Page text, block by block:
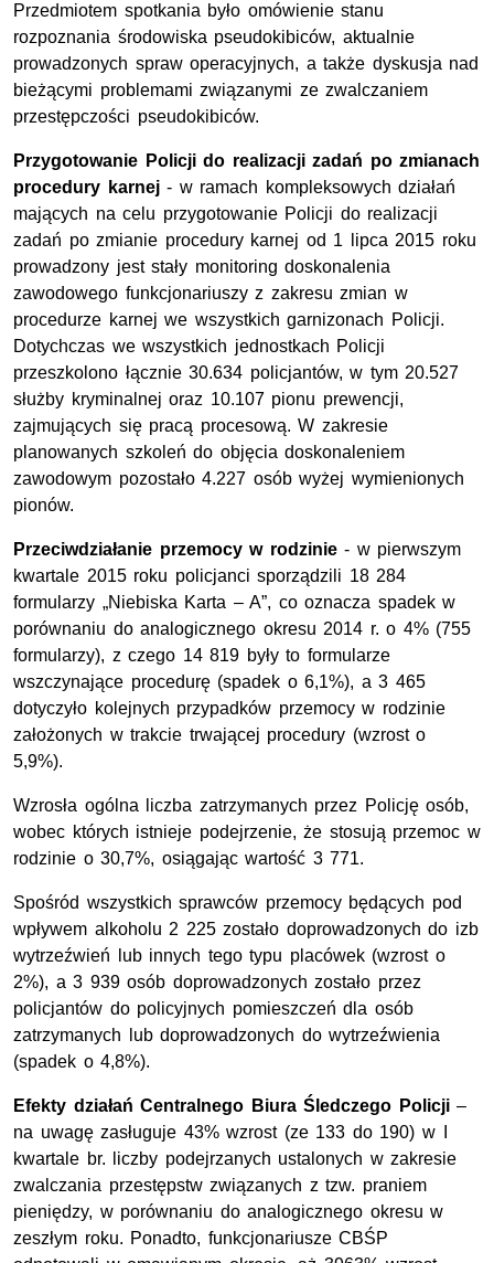
Przedmiotem spotkania było omówienie stanu
rozpoznania środowiska pseudokibiców, aktualnie
prowadzonych spraw operacyjnych, a także dyskusja nad
bieżącymi problemami związanymi ze zwalczaniem
przestępczości pseudokibiców.
Przygotowanie Policji do realizacji zadań po zmianach
procedury karnej- w ramach kompleksowych działań
mających na celu przygotowanie Policji do realizacji
zadań po zmianie procedury karnej od 1 lipca 2015 roku
prowadzony jest stały monitoring doskonalenia
zawodowego funkcjonariuszy z zakresu zmian w
procedurze karnej we wszystkich garnizonach Policji.
Dotychczas we wszystkich jednostkach Policji
przeszkolono łącznie 30.634 policjantów, w tym 20.527
służby kryminalnej oraz 10.107 pionu prewencji,
zajmujących się pracą procesową. W zakresie
planowanych szkoleń do objęcia doskonaleniem
zawodowym pozostało 4.227 osób wyżej wymienionych
pionów.
Przeciwdziałanie przemocy w rodzinie- w pierwszym
kwartale 2015 roku policjanci sporządzili 18 284
formularzy „Niebiska Karta – A”, co oznacza spadek w
porównaniu do analogicznego okresu 2014 r. o 4% (755
formularzy), z czego 14 819 były to formularze
wszczynające procedurę (spadek o 6,1%), a 3 465
dotyczyło kolejnych przypadków przemocy w rodzinie
założonych w trakcie trwającej procedury (wzrost o
5,9%).
Wzrosła ogólna liczba zatrzymanych przez Policję osób,
wobec których istnieje podejrzenie, że stosują przemoc w
rodzinie o 30,7%, osiągając wartość 3 771.
Spośród wszystkich sprawców przemocy będących pod
wpływem alkoholu 2 225 zostało doprowadzonych do izb
wytrzeźwień lub innych tego typu placówek (wzrost o
2%), a 3 939 osób doprowadzonych zostało przez
policjantów do policyjnych pomieszczeń dla osób
zatrzymanych lub doprowadzonych do wytrzeźwienia
(spadek o 4,8%).
Efekty działań Centralnego Biura Śledczego Policji–
na uwagę zasługuje 43% wzrost (ze 133 do 190) w I
kwartale br. liczby podejrzanych ustalonych w zakresie
zwalczania przestępstw związanych z tzw. praniem
pieniędzy, w porównaniu do analogicznego okresu w
zeszłym roku. Ponadto, funkcjonariusze CBŚP